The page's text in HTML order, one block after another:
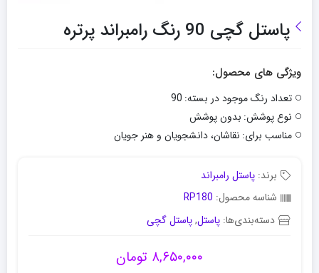
پاستل گچی 90 رنگ رامبراند پرتره
ویژگی های محصول:
تعداد رنگ موجود در بسته: 90
نوع پوشش: بدون پوشش
مناسب برای: نقاشان، دانشجویان و هنر جویان
برند: پاستل رامبراند
شناسه محصول: RP180
دسته‌بندی‌ها: پاستل,پاستل گچی
۸,۶۵۰,۰۰۰ تومان